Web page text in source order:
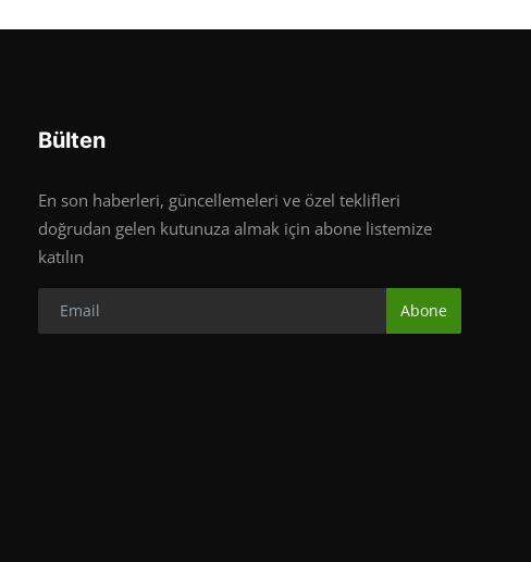
Bülten
En son haberleri, güncellemeleri ve özel teklifleri
doğrudan gelen kutunuza almak için abone listemize
katılın
Abone